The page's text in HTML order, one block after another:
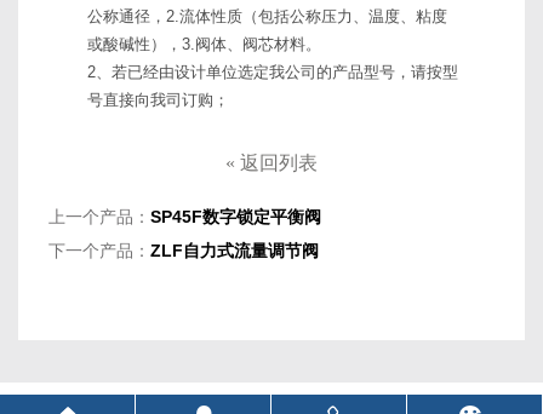
公称通径，2.流体性质（包括公称压力、温度、粘度
或酸碱性），3.阀体、阀芯材料。
2、若已经由设计单位选定我公司的产品型号，请按型
号直接向我司订购；
« 返回列表
上一个产品： SP45F数字锁定平衡阀
下一个产品： ZLF自力式流量调节阀